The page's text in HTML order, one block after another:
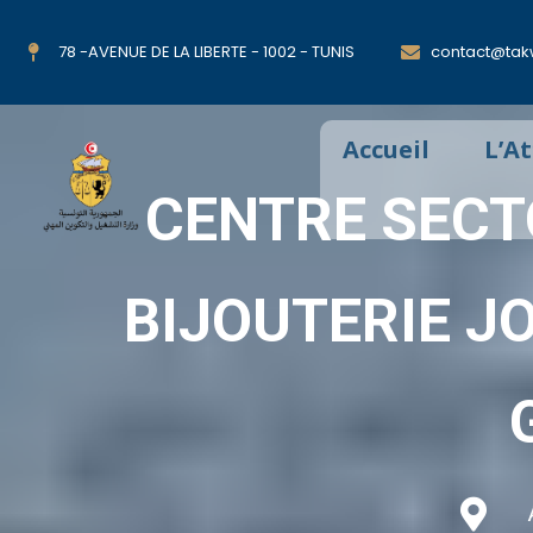
78 -AVENUE DE LA LIBERTE - 1002 - TUNIS
Accueil
CENTRE
BIJOUTERIE